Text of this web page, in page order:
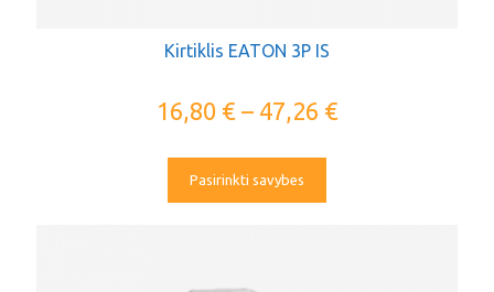
Kirtiklis EATON 3P IS
16,80 €– 47,26 €
Pasirinkti savybes